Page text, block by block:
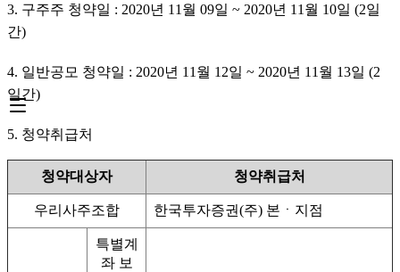
3. 구주주 청약일 : 2020년 11월 09일 ~ 2020년 11월 10일 (2일
간)
4. 일반공모 청약일 : 2020년 11월 12일 ~ 2020년 11월 13일 (2
일간)
5. 청약취급처
청약대상자 청약취급처
우리사주조합 한국투자증권(주) 본ㆍ지점
특별계
좌 보